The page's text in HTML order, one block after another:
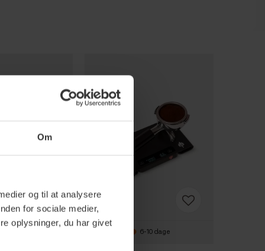
Om
og til at analysere
for sociale medier,
oplysninger, du har givet
2 hverdage 6-10 dage